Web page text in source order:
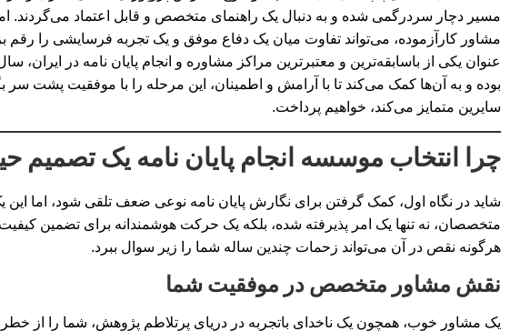
مسیر دچار سردرگمی شده و به دنبال یک راهنمای متخصص و قابل اعتماد می‌گردند.
مشاور کارآزموده، می‌تواند تفاوت میان یک دفاع موفق و یک تجربه فرسایشی را
عنوان یکی از باسابقه‌ترین و معتبرترین مراکز مشاوره و انجام پایان نامه در
بوده و به آن‌ها کمک می‌کند تا با آرامش و اطمینان، این مرحله را با موفقیت پشت
سایرین متمایز می‌کند، خواهیم پرداخت.
چرا انتخاب موسسه انجام پایان نامه یک تصمیم
شاید در نگاه اول، کمک گرفتن برای نگارش پایان نامه نوعی ضعف تلقی شود، اما این
متخصصان، نه تنها یک امر پذیرفته شده، بلکه یک حرکت هوشمندانه برای تضمین
هرگونه نقص در آن می‌تواند زحمات چندین ساله شما را زیر سوال ببرد.
نقش مشاور متخصص در موفقیت شما
یک مشاور خوب، همچون یک ناخدای باتجربه در دریای پرتلاطم پژوهش، شما را از